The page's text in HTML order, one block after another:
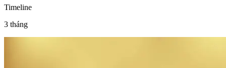
Timeline
3 tháng